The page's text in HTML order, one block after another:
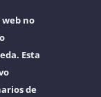
no
Esta
de